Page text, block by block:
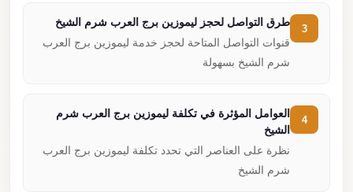
طرق التواصل لحجز ليموزين برج العرب شرم الشيخ
قنوات التواصل المتاحة لحجز خدمة ليموزين برج العرب
شرم الشيخ بسهولة
العوامل المؤثرة في تكلفة ليموزين برج العرب شرم
الشيخ
نظرة على العناصر التي تحدد تكلفة ليموزين برج العرب
شرم الشيخ